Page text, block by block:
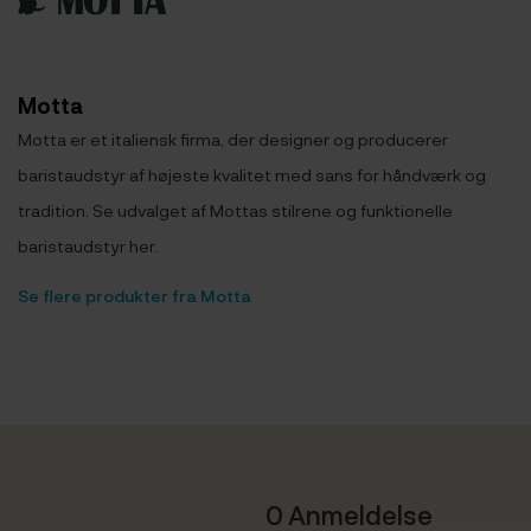
Motta
Motta er et italiensk firma, der designer og producerer
baristaudstyr af højeste kvalitet med sans for håndværk og
tradition. Se udvalget af Mottas stilrene og funktionelle
baristaudstyr her.
Se flere produkter fra Motta
0 Anmeldelse